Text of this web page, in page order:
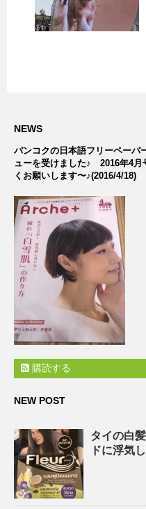
NEWS
バンコクの日本語フリーペーパ
ューを受けました♪ 2016年4月
くお願いします〜♪(2016/4/18)
購読する
NEW POST
タイの白
ドに浮気